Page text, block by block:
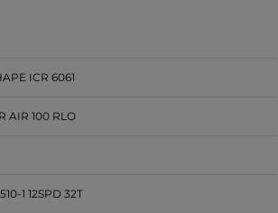
ICR 6061
AIR 100 RLO
1 12SPD 32T